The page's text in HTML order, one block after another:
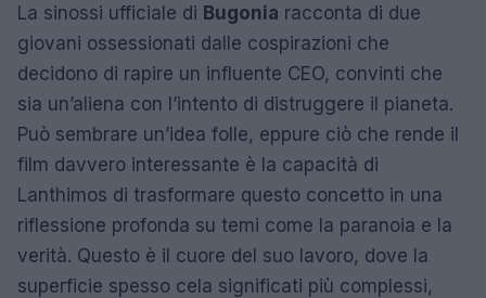
La sinossi ufficiale di Bugonia racconta di due
giovani ossessionati dalle cospirazioni che
decidono di rapire un influente CEO, convinti che
sia un’aliena con l’intento di distruggere il pianeta.
Può sembrare un’idea folle, eppure ciò che rende il
film davvero interessante è la capacità di
Lanthimos di trasformare questo concetto in una
riflessione profonda su temi come la paranoia e la
verità. Questo è il cuore del suo lavoro, dove la
superficie spesso cela significati più complessi,